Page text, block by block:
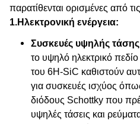
παρατίθενται ορισμένες από
1.Ηλεκτρονική ενέργεια:
Συσκευές υψηλής
το υψηλό ηλεκτρικό
του 6H-SiC καθιστούν
για συσκευές ισχύος
διόδους Schottky που
υψηλές τάσεις και